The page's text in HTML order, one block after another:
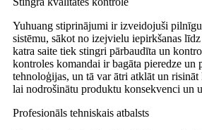
Yuhuang stiprinājumi ir izveidojuši
sistēmu, sākot no izejvielu iepirkšanas
katra saite tiek stingri pārbaudīta un
kontroles komandai ir bagāta pieredze un
tehnoloģijas, un tā var ātri atklāt un risināt
lai nodrošinātu produktu konsekvenci un
Profesionāls tehniskais atbalsts